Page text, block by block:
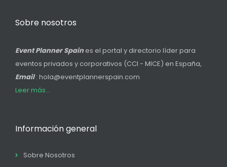
Sobre nosotros
Event Planner Spain es el portal y directorio líder para
eventos privados y corporativos (CCI - MICE) en España,
Email: hola@eventplannerspain.com
Leer más...
Información general
Sobre Nosotros